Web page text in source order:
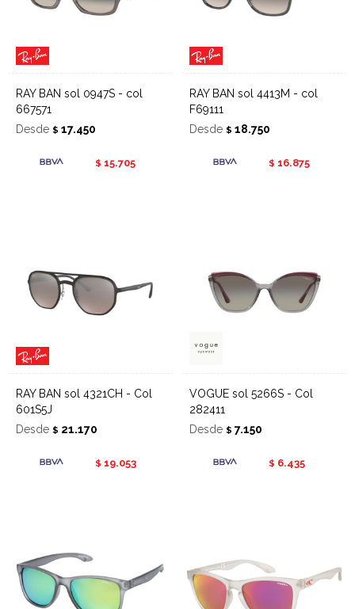
RAY BAN sol 0947S - col
667571
Desde $ 17.450
$ 15.705
RAY BAN sol 4413M - col
F69111
Desde $ 18.750
$ 16.875
RAY BAN sol 4321CH - Col
601S5J
Desde $ 21.170
$ 19.053
VOGUE sol 5266S - Col
282411
Desde $ 7.150
$ 6.435